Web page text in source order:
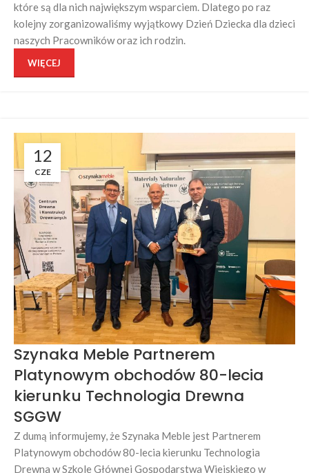
które są dla nich największym wsparciem. Dlatego po raz
kolejny zorganizowaliśmy wyjątkowy Dzień Dziecka dla dzieci
naszych Pracowników oraz ich rodzin.
WIĘCEJ
12
CZE
Szynaka Meble Partnerem
Platynowym obchodów 80-lecia
kierunku Technologia Drewna
SGGW
Z dumą informujemy, że Szynaka Meble jest Partnerem
Platynowym obchodów 80-lecia kierunku Technologia
Drewna w Szkole Głównej Gospodarstwa Wiejskiego w